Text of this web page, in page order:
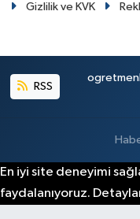
Gizlilik ve KVK
RSS
En iyi site deneyimi
faydalanıyoruz.